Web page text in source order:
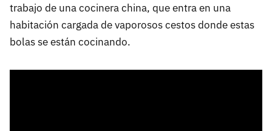
trabajo de una cocinera china, que entra en una
habitación cargada de vaporosos cestos donde estas
bolas se están cocinando.